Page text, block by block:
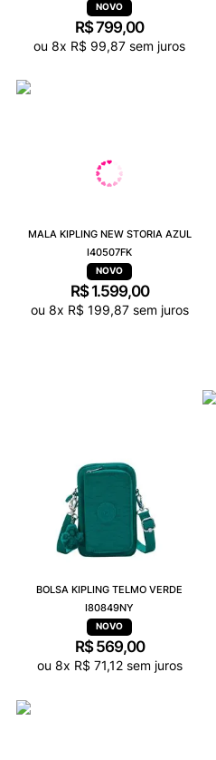
R$799,00
ou 8x R$ 99,87 sem juros
MALA KIPLING NEW STORIA AZUL
I40507FK
R$ 1.599,00
ou 8x R$ 199,87sem juros
BOLSA KIPLING TELMO VERDE
I80849NY
R$ 569,00
ou 8x R$ 71,12sem juros